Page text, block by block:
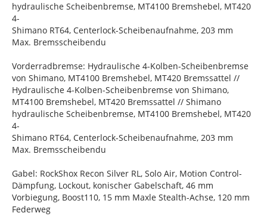
hydraulische Scheibenbremse, MT4100 Bremshebel, MT420
4-
Shimano RT64, Centerlock-Scheibenaufnahme, 203 mm
Max. Bremsscheibendu
Vorderradbremse: Hydraulische 4-Kolben-Scheibenbremse
von Shimano, MT4100 Bremshebel, MT420 Bremssattel //
Hydraulische 4-Kolben-Scheibenbremse von Shimano,
MT4100 Bremshebel, MT420 Bremssattel // Shimano
hydraulische Scheibenbremse, MT4100 Bremshebel, MT420
4-
Shimano RT64, Centerlock-Scheibenaufnahme, 203 mm
Max. Bremsscheibendu
Gabel: RockShox Recon Silver RL, Solo Air, Motion Control-
Dämpfung, Lockout, konischer Gabelschaft, 46 mm
Vorbiegung, Boost110, 15 mm Maxle Stealth-Achse, 120 mm
Federweg